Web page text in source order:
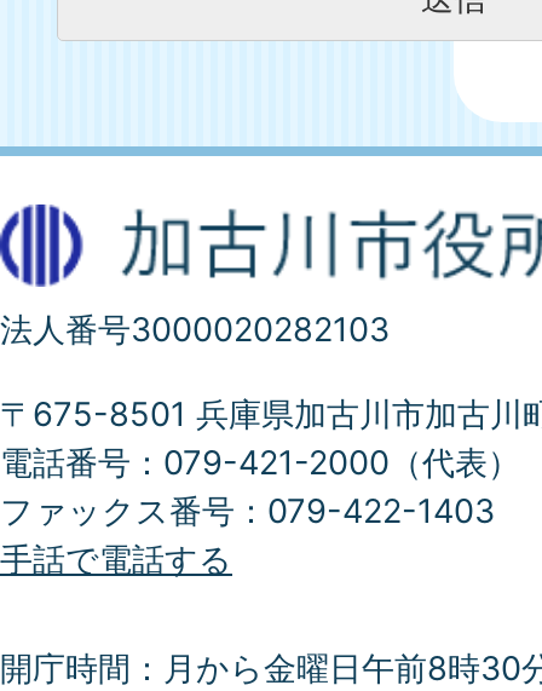
法人番号3000020282103
〒675-8501 兵庫県加古川市加古川
電話番号：079-421-2000（代表）
ファックス番号：079-422-1403
手話で電話する
開庁時間：月から金曜日午前8時30